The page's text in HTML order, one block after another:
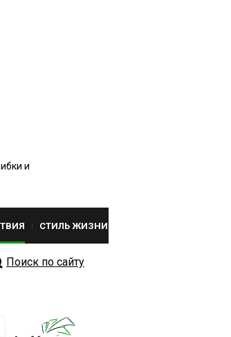
и
СТИЛЬ ЖИЗНИ
Поиск по сайту